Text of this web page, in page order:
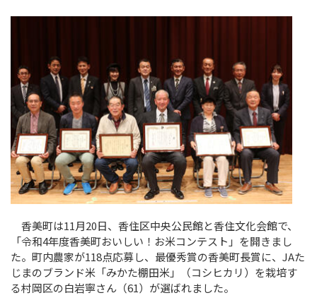
香美町は11月20日、香住区中央公民館と香住文化会館で、
「令和4年度香美町おいしい！お米コンテスト」を開きまし
た。町内農家が118点応募し、最優秀賞の香美町長賞に、 JAた
じまのブランド米「みかた棚田米」（コシヒカリ）を栽培す
る村岡区の白岩寧さん（61）が選ばれました。